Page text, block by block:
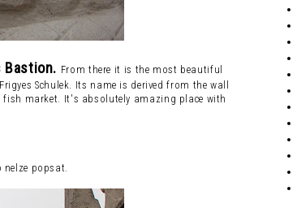
Bastion. From there it is the most beautiful
Frigyes Schulek Its name is derived from the wall
fish market. It's absolutely amazing place with
popsat.